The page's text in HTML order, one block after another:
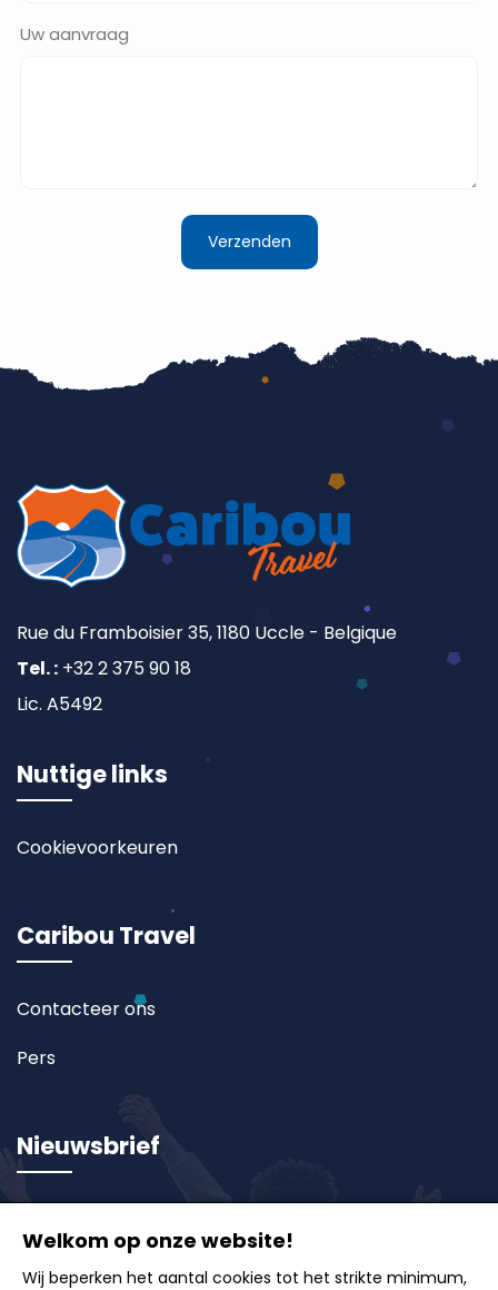
Uw aanvraag
Rue du Framboisier 35, 1180 Uccle - Belgique
Tel. : +32 2 375 90 18
Lic. A5492
Nuttige links
Cookievoorkeuren
Caribou Travel
Contacteer ons
Pers
Nieuwsbrief
onze exclusieve aanbiedingen, reisideeën en tips
voor onvergetelijke uitstappen.
Welkom op onze website!
Wij beperken het aantal cookies tot het strikte minimum,